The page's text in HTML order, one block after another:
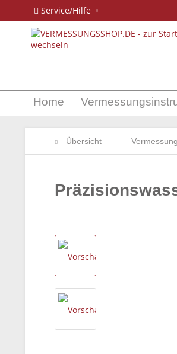
Service/Hilfe
Home
Übersicht